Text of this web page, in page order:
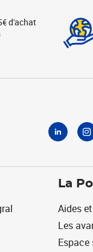
d'achat
La
Aides
Les